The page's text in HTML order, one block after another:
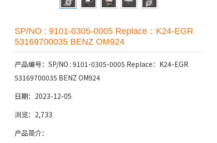
SP/NO : 9101-0305-0005 Replace：K24-EGR
53169700035 BENZ OM924
产品编号：SP/NO : 9101-0305-0005 Replace：K24-EGR
53169700035 BENZ OM924
日期：2023-12-05
浏览：2,733
产品简介：